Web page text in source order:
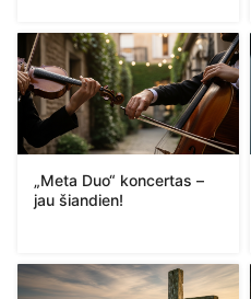
„Meta Duo“ koncertas –
jau šiandien!